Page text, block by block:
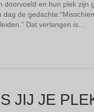
doorvoeld en hun plek zijn
dag de
Dat verlangen is…
JIJ JE